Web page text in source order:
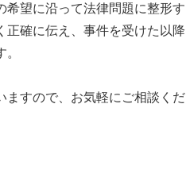
希望に沿って法律問題に整形す
正確に伝え、事件を受けた以降
ますので、お気軽にご相談くだ